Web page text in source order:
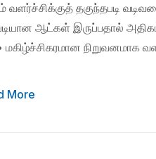
வளர்ச்சிக்குத் தகுந்தபடி
ஆட்கள் இருப்பதால்
மகிழ்ச்சிகரமான நிறுவனமாக
More